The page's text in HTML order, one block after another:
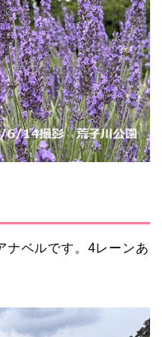
ナベルです。4レーンあ